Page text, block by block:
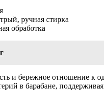
ручная стирка
обработка
и бережное отношение
в барабане,